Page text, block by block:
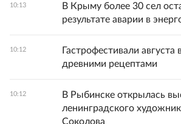
10:13
В Крыму более 30 сел
результате аварии в
10:12
Гастрофестивали
древними рецептами
10:12
В Рыбинске открылась
ленинградского
Соколова